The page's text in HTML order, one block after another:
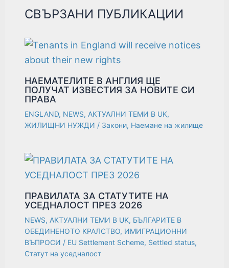
СВЪРЗАНИ ПУБЛИКАЦИИ
НАЕМАТЕЛИТЕ В АНГЛИЯ ЩЕ
ПОЛУЧАТ ИЗВЕСТИЯ ЗА НОВИТЕ СИ
ПРАВА
ENGLAND, NEWS,АКТУАЛНИ ТЕМИ В UK,
ЖИЛИЩНИ НУЖДИ / Закони, Наемане на жилище
ПРАВИЛАТА ЗА СТАТУТИТЕ НА
УСЕДНАЛОСТ ПРЕЗ 2026
NEWS,АКТУАЛНИ ТЕМИ В UK, БЪЛГАРИТЕ В
ОБЕДИНЕНОТО КРАЛСТВО, ИМИГРАЦИОННИ
ВЪПРОСИ / EU Settlement Scheme, Settled status,
Статут на уседналост